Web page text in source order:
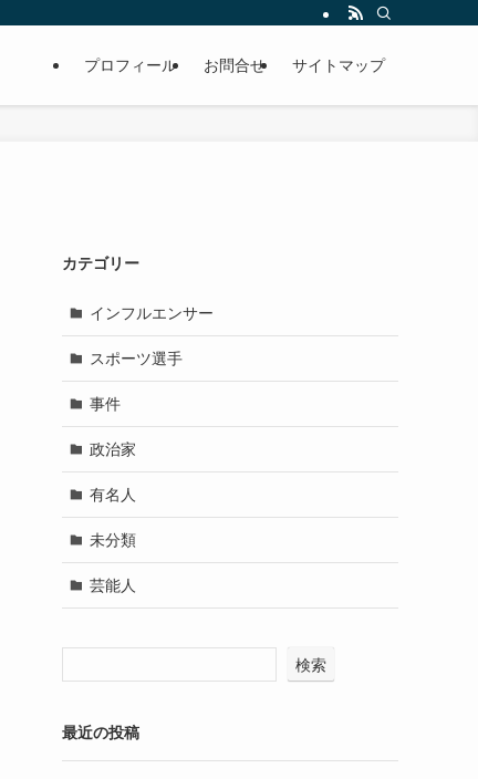
プロフィール お問合せ サイトマップ
カテゴリー
インフルエンサー
スポーツ選手
事件
政治家
有名人
未分類
芸能人
検索
最近の投稿